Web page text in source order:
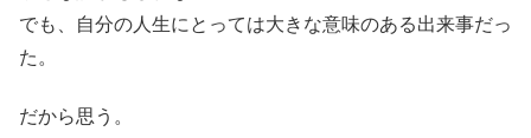
でも、自分の人生にとっては大きな意味のある出来事だっ
た。
だから思う。